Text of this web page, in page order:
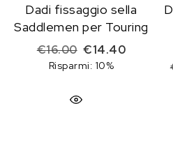
Dadi fissaggio sella
Saddlemen per Touring
€16.00 Il prezzo
€14.40Il
Risparmi: 10%